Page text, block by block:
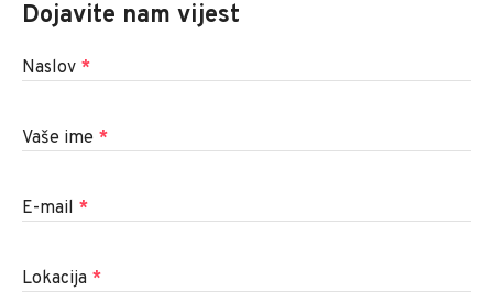
Dojavite nam vijest
Naslov *
Vaše ime *
E-mail *
Lokacija *